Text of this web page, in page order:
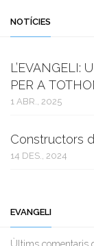
NOTÍCIES
L’EVANGELI:
PER A
1 ABR., 2025
Constructors
14 DES., 2024
EVANGELI